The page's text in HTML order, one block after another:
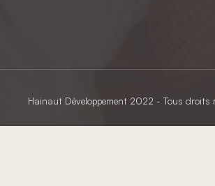
Hainaut Développement 2022 - Tous droits